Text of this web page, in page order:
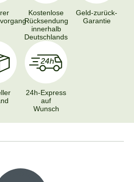
Kostenlose
Rücksendung
innerhalb
Deutschlands
Geld-zurück-
Garantie
24h-Express
auf
Wunsch